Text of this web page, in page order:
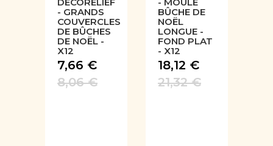
- GRANDS
COUVERCLES
DE BÛCHES
DE NOËL -
X12
7,66 €
8,06 €
BÛCHE DE
NOËL
LONGUE -
FOND PLAT
- X12
18,12 €
21,32 €